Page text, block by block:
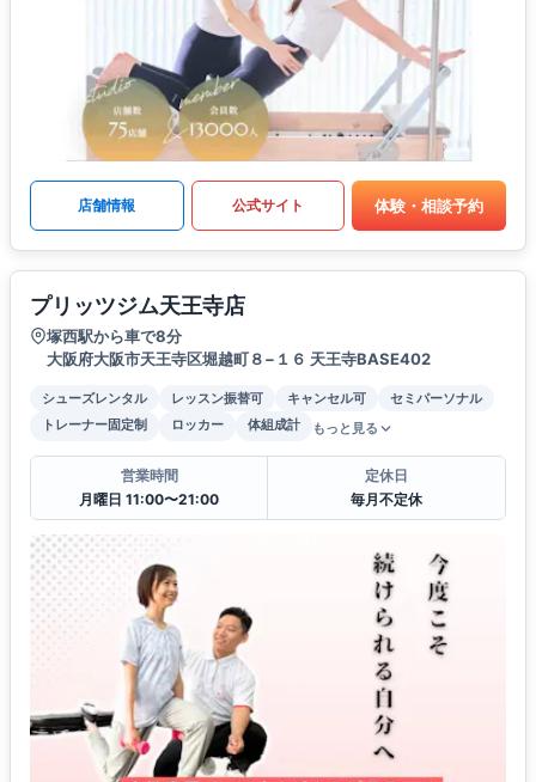
店舗情報 公式サイト 体験・相談予約
プリッツジム天王寺店
塚西駅から車で8分
大阪府大阪市天王寺区堀越町８−１６ 天王寺BASE402
シューズレンタル レッスン振替可 キャンセル可
セミパーソナル
トレーナー固定制
ロッカー 体組成計 もっと見る
営業時間
月曜日 11:00〜21:00
定休日
毎月不定休